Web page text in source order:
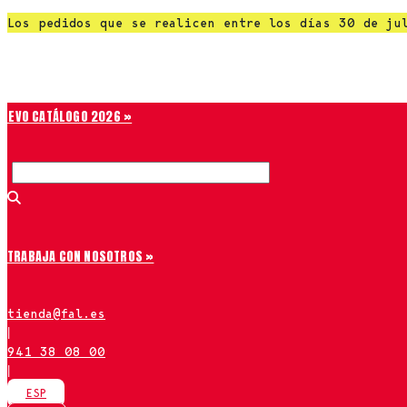
Saltar
Los pedidos que se realicen entre los días 30 de
CATÁLOGO 2026 »
TRABAJA CON NOSOTROS »
tienda@fal.es
941 38 08 00
ESP